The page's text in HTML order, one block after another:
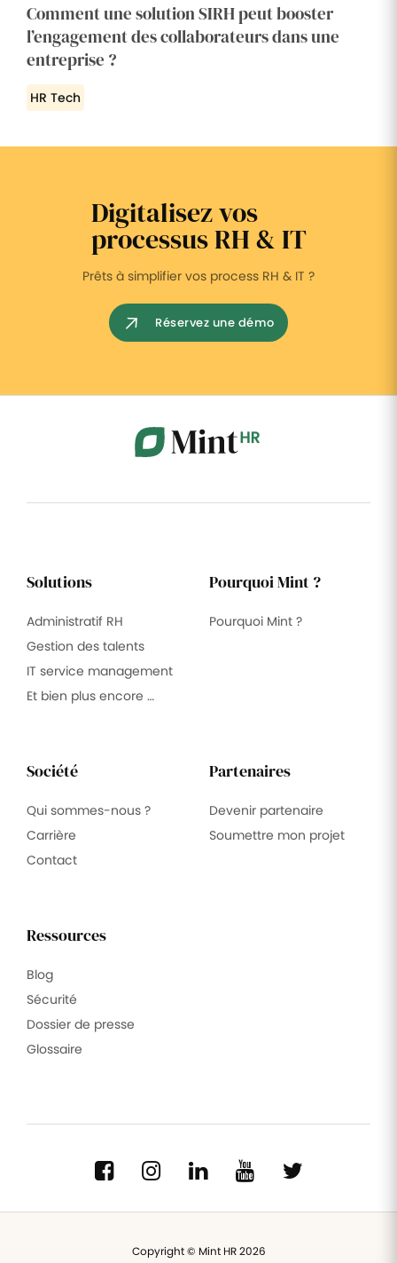
Comment une solution SIRH peut booster
l’engagement des collaborateurs dans une
entreprise ?
HR Tech
Digitalisez vos
processus RH & IT
Prêts à simplifier vos process RH & IT ?
Réservez une démo
Solutions
Administratif RH
Gestion des talents
IT service management
Et bien plus encore …
Pourquoi Mint ?
Pourquoi Mint ?
Société
Qui sommes-nous ?
Carrière
Contact
Partenaires
Devenir partenaire
Soumettre mon projet
Ressources
Blog
Sécurité
Dossier de presse
Glossaire
Copyright © Mint HR 2026